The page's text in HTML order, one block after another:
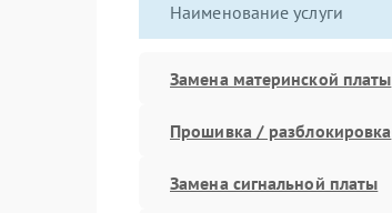
Наименование услуги
Замена материнской платы
Прошивка / разблокировка
Замена сигнальной платы